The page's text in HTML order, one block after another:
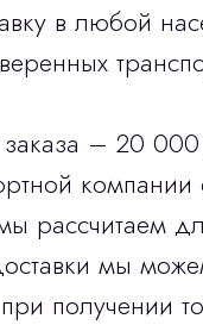
в любой
– 20
рассчитаем
мы
получении